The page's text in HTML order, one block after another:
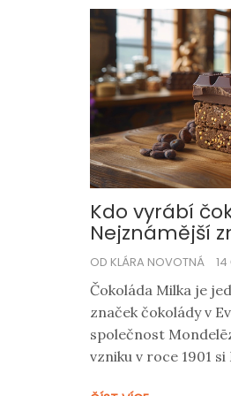
Kdo vyrábí
Nejznámější
Evropě
OD KLÁRA NOVOTNÁ
Čokoláda Milka je
značek čokolády v
společnost
vzniku v roce 1901